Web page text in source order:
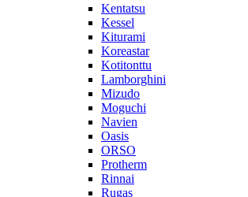
Kentatsu
Kessel
Kiturami
Koreastar
Kotitonttu
Lamborghini
Mizudo
Moguchi
Navien
Oasis
ORSO
Protherm
Rinnai
Rugas